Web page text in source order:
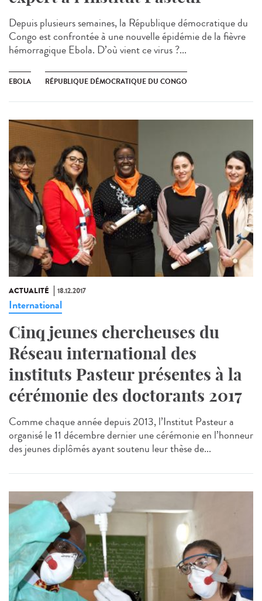
Depuis plusieurs semaines, la République démocratique du
Congo est confrontée à une nouvelle épidémie de la fièvre
hémorragique Ebola. D’où vient ce virus ?...
EBOLA RÉPUBLIQUE DÉMOCRATIQUE DU CONGO
ACTUALITÉ 18.12.2017
International
Cinq jeunes chercheuses du
Réseau international des
instituts Pasteur présentes à la
cérémonie des doctorants 2017
Comme chaque année depuis 2013, l’Institut Pasteur a
organisé le 11 décembre dernier une cérémonie en l’honneur
des jeunes diplômés ayant soutenu leur thèse de...